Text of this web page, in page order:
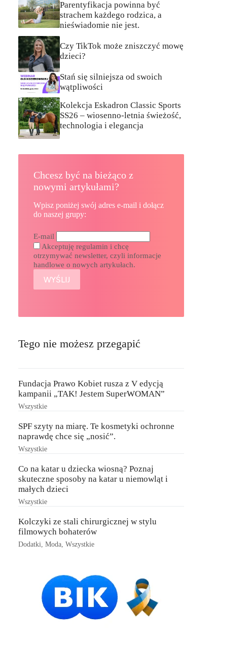
Parentyfikacja powinna być
strachem każdego rodzica, a
nieświadomie nie jest.
Czy TikTok może zniszczyć mowę
dzieci?
Stań się silniejsza od swoich
wątpliwości
Kolekcja Eskadron Classic Sports
SS26 – wiosenno-letnia świeżość,
technologia i elegancja
Chcesz być na bieżąco z
nowymi artykułami?
Wpisz poniżej swój adres e-mail i dołącz
do naszej grupy:
E-mail
Akceptuję regulamin i chcę
otrzymywać newsletter, czyli informacje
handlowe o nowych artykułach.
Tego nie możesz przegapić
Fundacja Prawo Kobiet rusza z V edycją
kampanii „TAK! Jestem SuperWOMAN”
Wszystkie
SPF szyty na miarę. Te kosmetyki ochronne
naprawdę chce się „nosić”.
Wszystkie
Co na katar u dziecka wiosną? Poznaj
skuteczne sposoby na katar u niemowląt i
małych dzieci
Wszystkie
Kolczyki ze stali chirurgicznej w stylu
filmowych bohaterów
Dodatki,Moda,Wszystkie